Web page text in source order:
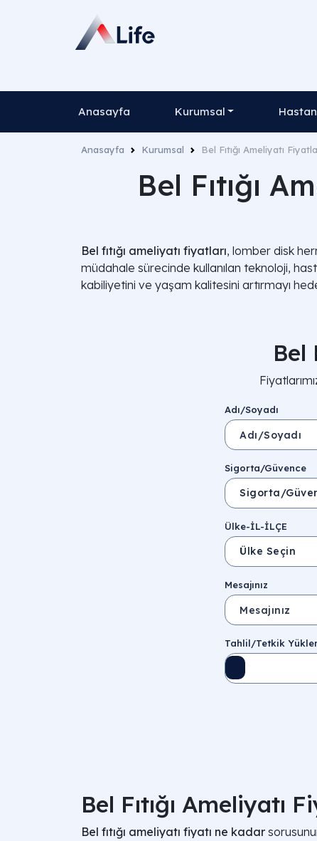
Anasayfa Kurumsal
Anasayfa Kurumsal Bel Fıtığı Ameliyatı
Bel Fıtığı
Bel fıtığı ameliyatı fiyatları, lomber disk
müdahale sürecinde kullanılan teknoloji,
kabiliyetini ve yaşam kalitesini artırmayı
Bel
Adı/Soyadı
Sigorta/Güvence
Ülke-İL-İLÇE
Ülke Seçin
Mesajınız
Tahlil/Tetkik
Bel Fıtığı Ameliyatı
Bel fıtığı ameliyatı fiyatı ne kadar